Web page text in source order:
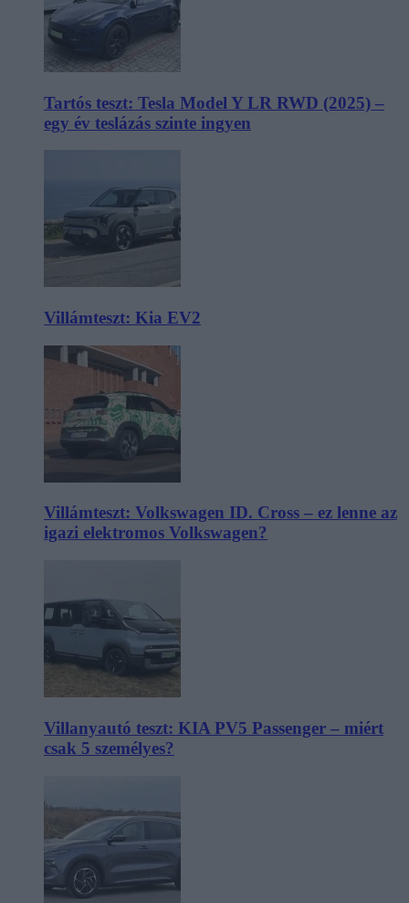
Tartós teszt: Tesla Model Y LR RWD (2025) –
egy év teslázás szinte ingyen
Villámteszt: Kia EV2
Villámteszt: Volkswagen ID. Cross – ez lenne az
igazi elektromos Volkswagen?
Villanyautó teszt: KIA PV5 Passenger – miért
csak 5 személyes?